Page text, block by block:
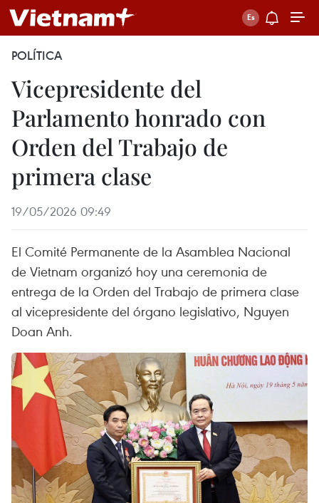
POLÍTICA
Vicepresidente del
Parlamento honrado con
Orden del Trabajo de
primera clase
19/05/2026 09:49
El Comité Permanente de la Asamblea Nacional
de Vietnam organizó hoy una ceremonia de
entrega de la Orden del Trabajo de primera clase
al vicepresidente del órgano legislativo, Nguyen
Doan Anh.